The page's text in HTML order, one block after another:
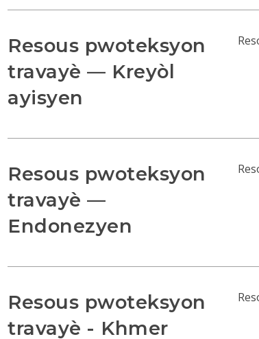
Resous pwoteksyon
travayè — Kreyòl
ayisyen
Resous pwoteksyon
travayè —
Endonezyen
Resous pwoteksyon
travayè - Khmer